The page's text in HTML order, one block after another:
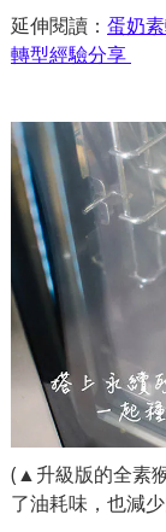
延伸閱讀： 蛋奶
轉型經驗分享
(▲升級版的全素
了油耗味，也減